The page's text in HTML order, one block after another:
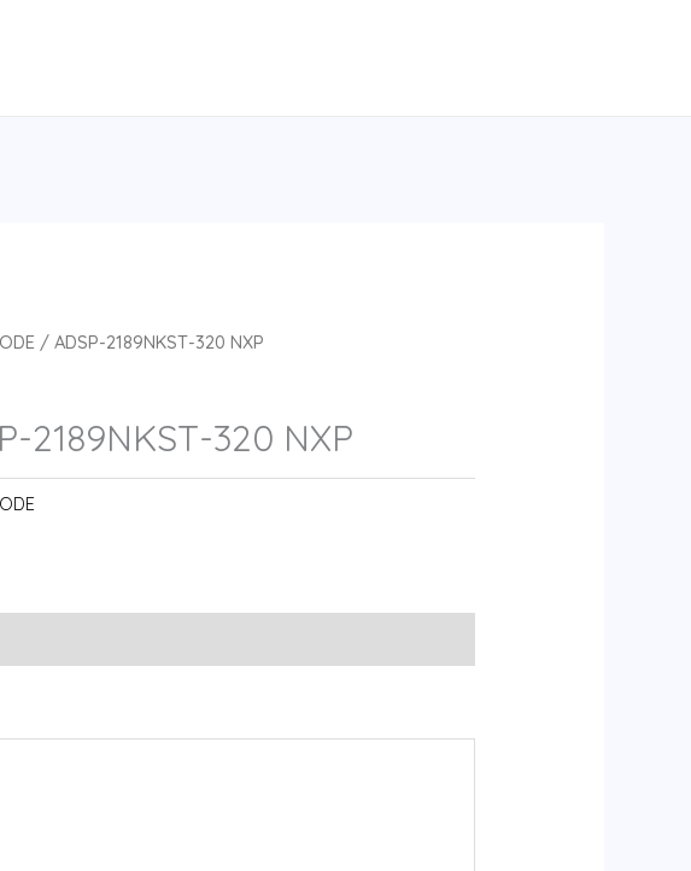
/ ADSP-2189NKST-320 NXP
2189NKST-320 NXP